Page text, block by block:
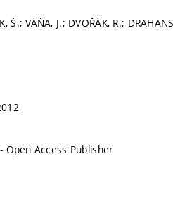
Š.; VÁŇA, J.; DVOŘÁK, R.;
Open Access Publisher